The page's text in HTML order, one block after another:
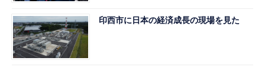
印西市に日本の経済成長の現場を見た